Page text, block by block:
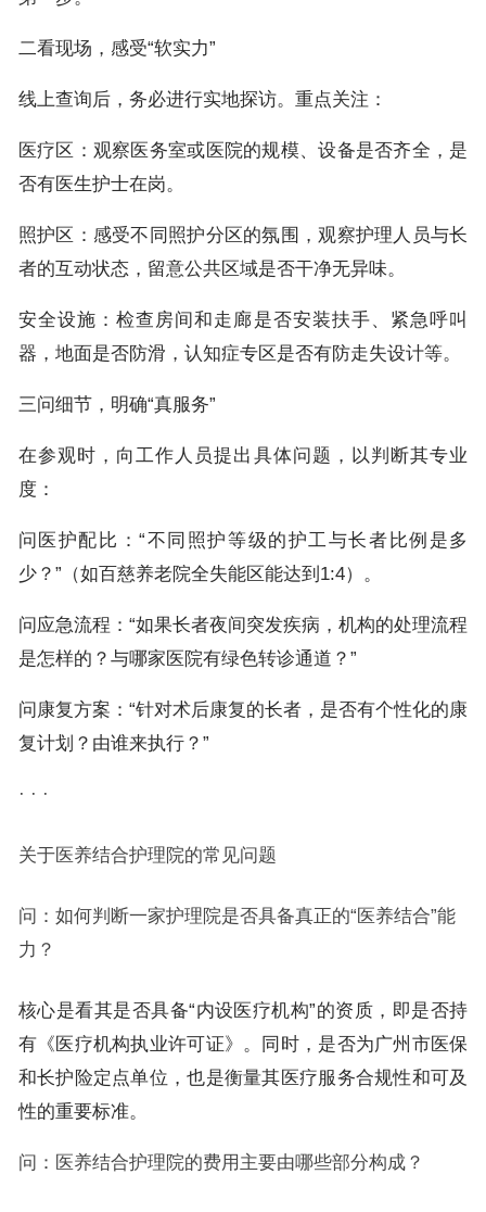
二看现场，感受“软实力”
线上查询后，务必进行实地探访。重点关注：
医疗区：观察医务室或医院的规模、设备是否齐全，是
否有医生护士在岗。
照护区：感受不同照护分区的氛围，观察护理人员与长
者的互动状态，留意公共区域是否干净无异味。
安全设施：检查房间和走廊是否安装扶手、紧急呼叫
器，地面是否防滑，认知症专区是否有防走失设计等。
三问细节，明确“真服务”
在参观时，向工作人员提出具体问题，以判断其专业
度：
问医护配比：“不同照护等级的护工与长者比例是多
少？”（如百慈养老院全失能区能达到1:4）。
问应急流程：“如果长者夜间突发疾病，机构的处理流程
是怎样的？与哪家医院有绿色转诊通道？”
问康复方案：“针对术后康复的长者，是否有个性化的康
复计划？由谁来执行？”
· · ·
关于医养结合护理院的常见问题
问：如何判断一家护理院是否具备真正的“医养结合”能
力？
核心是看其是否具备“内设医疗机构”的资质，即是否持
有《医疗机构执业许可证》。同时，是否为广州市医保
和长护险定点单位，也是衡量其医疗服务合规性和可及
性的重要标准。
问：医养结合护理院的费用主要由哪些部分构成？